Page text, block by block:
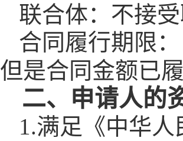
联合体：不接
合同履行期限
但是合同金额已
二、申请人的
1.满足《中华